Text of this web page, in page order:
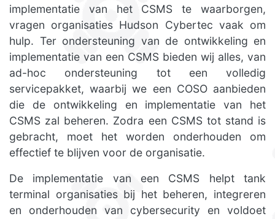
implementatie van het CSMS te waarborgen,
vragen organisaties Hudson Cybertec vaak om
hulp. Ter ondersteuning van de ontwikkeling en
implementatie van een CSMS bieden wij alles, van
ad-hoc ondersteuning tot een volledig
servicepakket, waarbij we een COSO aanbieden
die de ontwikkeling en implementatie van het
CSMS zal beheren. Zodra een CSMS tot stand is
gebracht, moet het worden onderhouden om
effectief te blijven voor de organisatie.
De implementatie van een CSMS helpt tank
terminal organisaties bij het beheren, integreren
en onderhouden van cybersecurity en voldoet